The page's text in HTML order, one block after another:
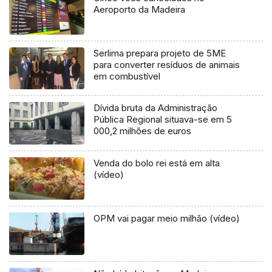
Aeroporto da Madeira
Serlima prepara projeto de 5ME
para converter resíduos de animais
em combustível
Dívida bruta da Administração
Pública Regional situava-se em 5
000,2 milhões de euros
Venda do bolo rei está em alta
(vídeo)
OPM vai pagar meio milhão (vídeo)